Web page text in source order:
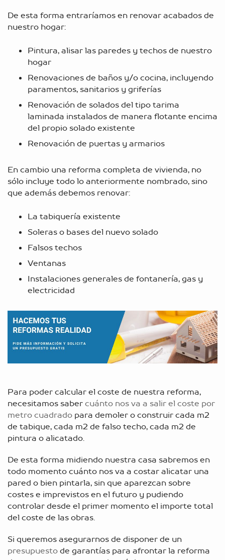
De esta forma entraríamos en renovar acabados de
nuestro hogar:
Pintura, alisar las paredes y techos de nuestro
hogar
Renovaciones de baños y/ococina, incluyendo
paramentos, sanitarios y griferías
Renovación de solados del tipo tarima
laminada instalados de manera flotante encima
del propio solado existente
Renovación de puertas y armarios
En cambio una reforma completa de vivienda, no
sólo incluye todo lo anteriormente nombrado, sino
que además debemos renovar:
La tabiquería existente
Soleras o bases del nuevo solado
Falsos techos
Ventanas
Instalaciones generales de fontanería, gas y
electricidad
Para poder calcular el coste de nuestra reforma,
necesitamos sabercuánto nos va a salir el coste por
metro cuadrado para demoler o construir cada m2
de tabique, cada m2 de falso techo, cada m2 de
pintura o alicatado.
De esta forma midiendo nuestra casa sabremos en
todo momento cuánto nos va a costar alicatar una
pared o bien pintarla, sin que aparezcan sobre
costes e imprevistos en el futuro y pudiendo
controlar desde el primer momento el importe total
del coste de las obras.
Si queremos asegurarnos de disponer de un
presupuestode garantías para afrontar la reforma